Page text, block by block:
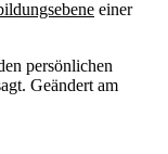
einer
persönlichen
Geändert am